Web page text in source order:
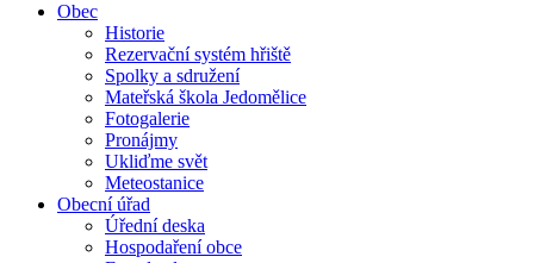
Obec
Historie
Rezervační systém hřiště
Spolky a sdružení
Mateřská škola Jedomělice
Fotogalerie
Pronájmy
Ukliďme svět
Meteostanice
Obecní úřad
Úřední deska
Hospodaření obce